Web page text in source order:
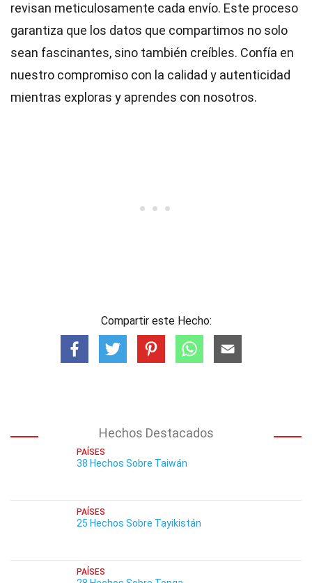
revisan meticulosamente cada envío. Este proceso
garantiza que los datos que compartimos no solo
sean fascinantes, sino también creíbles. Confía en
nuestro compromiso con la calidad y autenticidad
mientras exploras y aprendes con nosotros.
Compartir este Hecho:
Hechos Destacados
PAÍSES
38 Hechos Sobre Taiwán
PAÍSES
25 Hechos Sobre Tayikistán
PAÍSES